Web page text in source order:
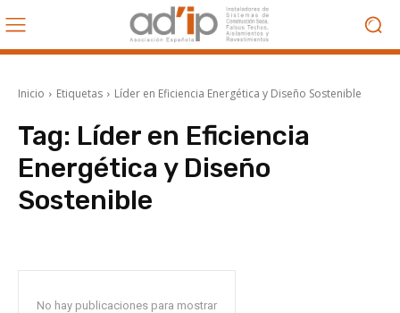
Inicio Etiquetas Líder en Eficiencia Energética y Diseño Sostenible
Tag: Líder en Eficiencia
Energética y Diseño
Sostenible
No hay publicaciones para mostrar